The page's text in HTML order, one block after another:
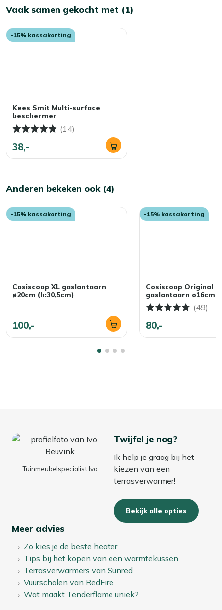
Vaak samen gekocht met (1)
-15% kassakorting
Kees Smit Multi-surface
beschermer
(14)
38,-
Anderen bekeken ook (4)
-15% kassakorting
Cosiscoop XL gaslantaarn
ø20cm (h:30,5cm)
100,-
-15% kassakorting
Cosiscoop Original
gaslantaarn ø16cm
(49)
80,-
Tuinmeubelspecialist Ivo
Twijfel je nog?
Ik help je graag bij het
kiezen van een
terrasverwarmer!
Bekijk alle opties
Meer advies
Zo kies je de beste heater
Tips bij het kopen van een warmtekussen
Terrasverwarmers van Sunred
Vuurschalen van RedFire
Wat maakt Tenderflame uniek?